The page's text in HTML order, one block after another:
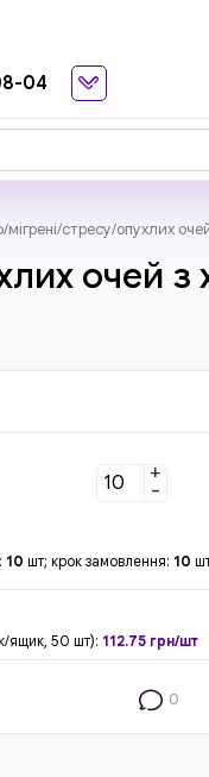
04
стресу/опухлих
очей
+
-
10 шт; крок замовлення: 10
ящик, 50 шт): 112.75 грн/шт
0